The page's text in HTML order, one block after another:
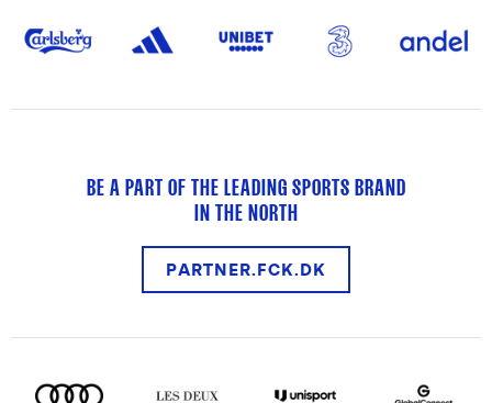
BE A PART OF THE LEADING SPORTS BRAND
IN THE NORTH
PARTNER.FCK.DK